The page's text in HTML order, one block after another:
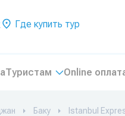
Где купить тур
Туристам Online
Баку Istanbul